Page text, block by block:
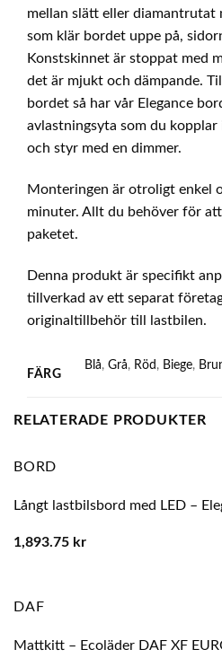
mellan slätt eller diamantrutat
som klär bordet uppe på,
Konstskinnet är stoppat med
det är mjukt och dämpande.
bordet så har vår Elegance
avlastningsyta som du
och styr med en dimmer.
Monteringen är otroligt enkel
minuter. Allt du behöver för
paketet.
Denna produkt är specifikt
tillverkad av ett separat
originaltillbehör till lastbilen.
FÄRG
Blå,Grå, Röd , Biege,
RELATERADE PRODUKTER
BORD
Långt lastbilsbord med LED –
1,893.75 kr
DAF
Mattkitt – Ecoläder DAF XF